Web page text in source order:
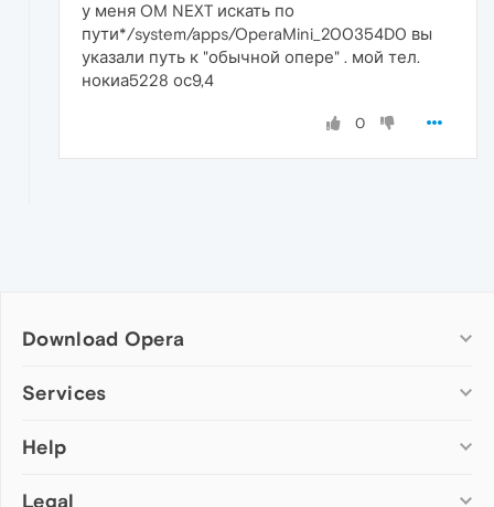
у меня OM NEXT искать по
пути*/system/apps/OperaMini_200354D0 вы
указали путь к "обычной опере" . мой тел.
нокиа5228 ос9,4
0
Download Opera
Computer browsers
Opera for Mac
Services
Add-ons
Wallpapers
Help
Help & support
Legal